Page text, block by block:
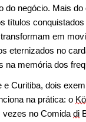
do negócio. Mais do
títulos
em
eternizados no
na memória dos
e Curitiba, dois
na prática: o
vezes no Comida di